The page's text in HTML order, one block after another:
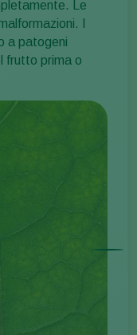
Le
I
a patogeni
frutto prima o